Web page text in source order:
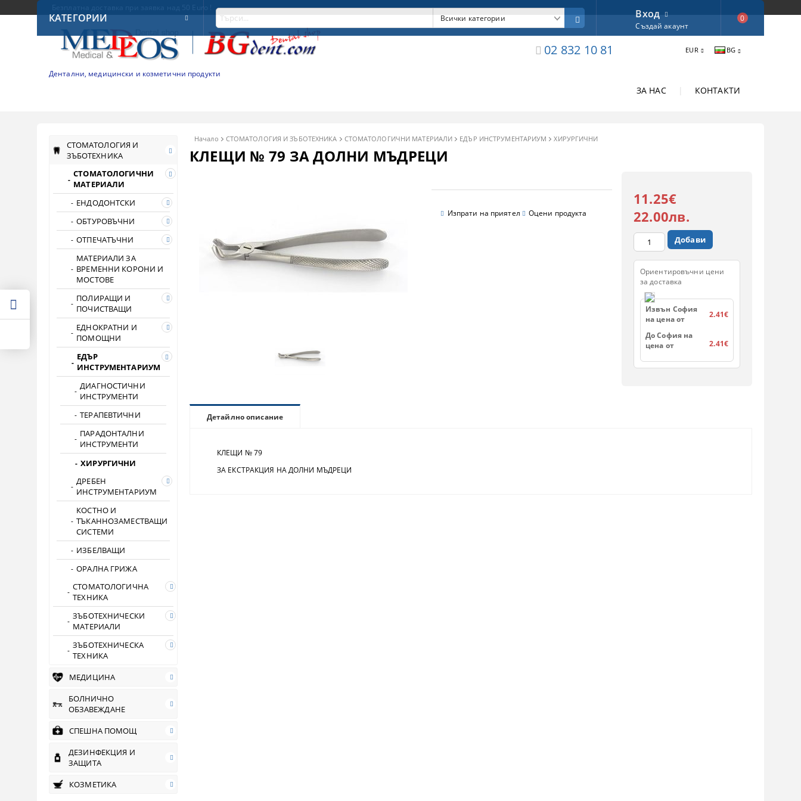
Дентални, медицински и козметични продукти
02 832 10 81 EUR BG
ЗА НАС КОНТАКТИ
КАТЕГОРИИ Вход
Създай акаунт
0
СТОМАТОЛОГИЯ И
ЗЪБОТЕХНИКА
СТОМАТОЛОГИЧНИ
МАТЕРИАЛИ
ЕНДОДОНТСКИ
ОБТУРОВЪЧНИ
ОТПЕЧАТЪЧНИ
МАТЕРИАЛИ ЗА
ВРЕМЕННИ КОРОНИ И
МОСТОВЕ
ПОЛИРАЩИ И
ПОЧИСТВАЩИ
ЕДНОКРАТНИ И
ПОМОЩНИ
ЕДЪР
ИНСТРУМЕНТАРИУМ
ДИАГНОСТИЧНИ
ИНСТРУМЕНТИ
ТЕРАПЕВТИЧНИ
ПАРАДОНТАЛНИ
ИНСТРУМЕНТИ
ХИРУРГИЧНИ
ДРЕБЕН
ИНСТРУМЕНТАРИУМ
КОСТНО И
ТЪКАННОЗАМЕСТВАЩИ
СИСТЕМИ
ИЗБЕЛВАЩИ
ОРАЛНА ГРИЖА
СТОМАТОЛОГИЧНА
ТЕХНИКА
ЗЪБОТЕХНИЧЕСКИ
МАТЕРИАЛИ
ЗЪБОТЕХНИЧЕСКА
ТЕХНИКА
МЕДИЦИНА
БОЛНИЧНО
ОБЗАВЕЖДАНЕ
СПЕШНА ПОМОЩ
ДЕЗИНФЕКЦИЯ И
ЗАЩИТА
КОЗМЕТИКА
Начало СТОМАТОЛОГИЯ И ЗЪБОТЕХНИКА СТОМАТОЛОГИЧНИ МАТЕРИАЛИ ЕДЪР ИНСТРУМЕНТАРИУМ ХИРУРГИЧНИ
КЛЕЩИ № 79 ЗА ДОЛНИ МЪДРЕЦИ
Изпрати на приятел Оцени продукта
11.25€
22.00лв.
Ориентировъчни цени
за доставка
Извън София
на цена от
2.41€
До София на
цена от
2.41€
Детайлно описание
КЛЕЩИ № 79
ЗА ЕКСТРАКЦИЯ НА ДОЛНИ МЪДРЕЦИ